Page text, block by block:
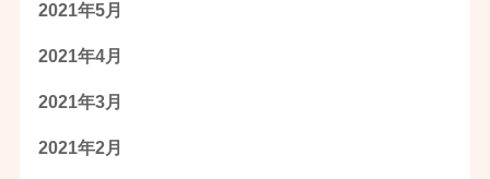
2021年5月
2021年4月
2021年3月
2021年2月